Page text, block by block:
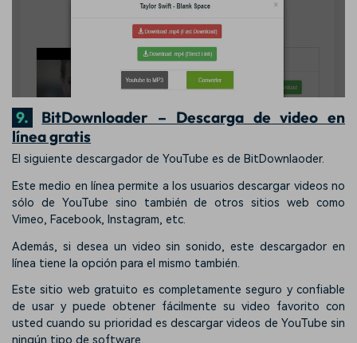
9.
BitDownloader – Descarga de video en
línea gratis
El siguiente descargador de YouTube es de BitDownlaoder.
Este medio en línea permite a los usuarios descargar videos no
sólo de YouTube sino también de otros sitios web como
Vimeo, Facebook, Instagram, etc.
Además, si desea un video sin sonido, este descargador en
línea tiene la opción para el mismo también.
Este sitio web gratuito es completamente seguro y confiable
de usar y puede obtener fácilmente su video favorito con
usted cuando su prioridad es descargar videos de YouTube sin